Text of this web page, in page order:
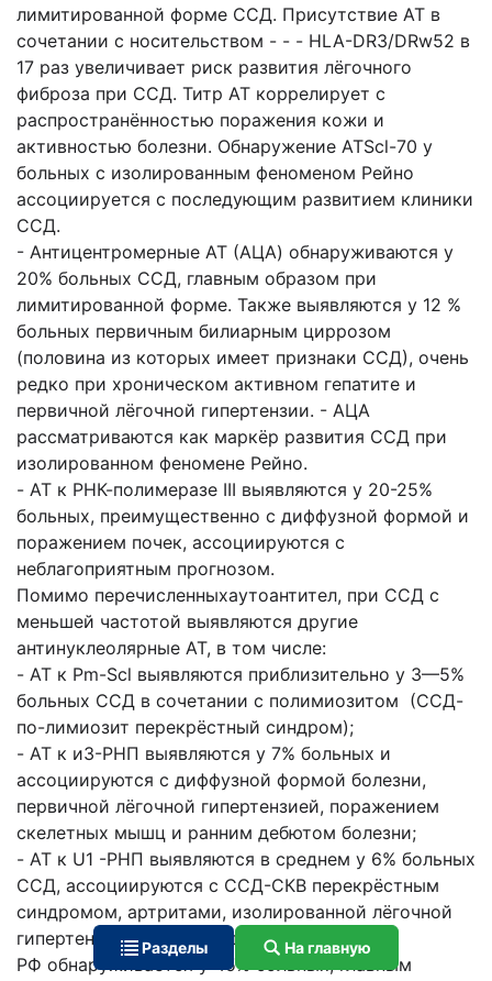
лимитированной форме ССД. Присутствие AT в
сочетании с носительством - - - HLA-DR3/DRw52 в
17 раз увеличивает риск развития лёгочного
фиброза при ССД. Титр AT коррелирует с
распространённостью поражения кожи и
активностью болезни. Обнаружение ATScl-70 у
больных с изолированным феноменом Рейно
ассоциируется с последующим развитием клиники
ССД.
- Антицентромерные AT (АЦА) обнаруживаются у
20% больных ССД, главным образом при
лимитированной форме. Также выявляются у 12 %
больных первичным билиарным циррозом
(половина из которых имеет признаки ССД), очень
редко при хроническом активном гепатите и
первичной лёгочной гипертензии. - АЦА
рассматриваются как маркёр развития ССД при
изолированном феномене Рейно.
- AT к РНК-полимеразе III выявляются у 20-25%
больных, преимущественно с диффузной формой и
поражением почек, ассоциируются с
неблагоприятным прогнозом.
Помимо перечисленныхаутоантител, при ССД с
меньшей частотой выявляются другие
антинуклеолярные AT, в том числе:
- AT к Pm-Scl выявляются приблизительно у 3—5%
больных ССД в сочетании с полимиозитом (ССД-
по-лимиозит перекрёстный синдром);
- AT к иЗ-РНП выявляются у 7% больных и
ассоциируются с диффузной формой болезни,
первичной лёгочной гипертензией, поражением
скелетных мышц и ранним дебютом болезни;
- AT к U1 -РНП выявляются в среднем у 6% больных
ССД, ассоциируются с ССД-СКВ перекрёстным
синдромом, артритами, изолированной лёгочной
гипертензией и ранним дебютом болезни.
РФ обнаруживается у 45% больных, главным
Разделы На главную